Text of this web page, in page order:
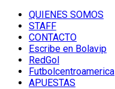
QUIENES SOMOS
STAFF
CONTACTO
Escribe en Bolavip
RedGol
Futbolcentroamerica
APUESTAS